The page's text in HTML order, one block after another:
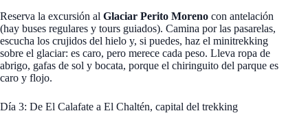
Reserva la excursión al Glaciar Perito Moreno con antelación
(hay buses regulares y tours guiados). Camina por las pasarelas,
escucha los crujidos del hielo y, si puedes, haz el minitrekking
sobre el glaciar: es caro, pero merece cada peso. Lleva ropa de
abrigo, gafas de sol y bocata, porque el chiringuito del parque es
caro y flojo.
Día 3: De El Calafate a El Chaltén, capital del trekking